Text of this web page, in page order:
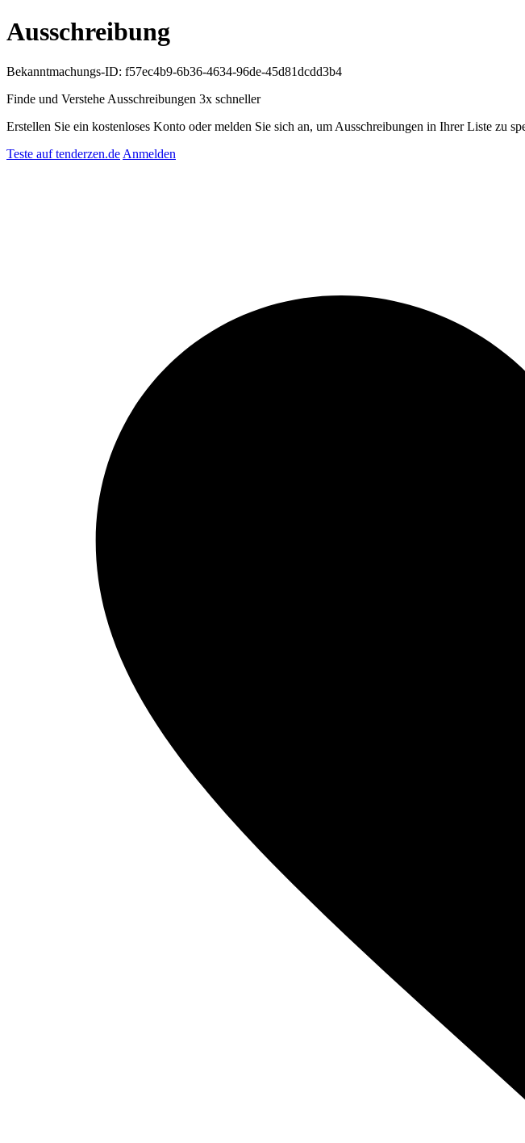
Ausschreibung
Bekanntmachungs-ID: f57ec4b9-6b36-4634-96de-45d81dcdd3b4
Finde und Verstehe Ausschreibungen 3x schneller
Erstellen Sie ein kostenloses Konto oder melden Sie sich an, um Ausschreibungen in Ihrer Liste zu
Teste auf tenderzen.de Anmelden